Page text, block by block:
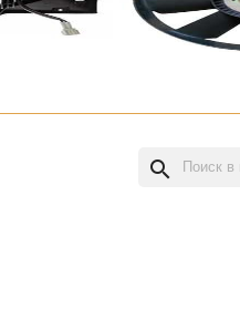
search